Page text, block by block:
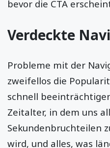
bevor die CTA
Verdeckte
Probleme mit der
zweifellos die
schnell
Zeitalter, in dem uns
Sekundenbruchteilen
wird, und alles, was